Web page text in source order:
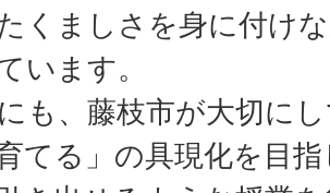
くましさを身に付け
います。
も、藤枝市が大切に
てる」の具現化を目